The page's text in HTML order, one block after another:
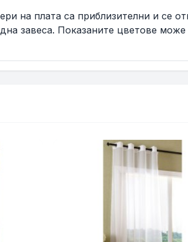
на плата са приблизителни и се
завеса. Показаните цветове